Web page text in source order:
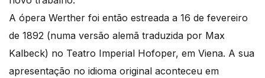
A ópera Werther foi então estreada a 16 de fevereiro
de 1892 (numa versão alemã traduzida por Max
Kalbeck) no Teatro Imperial Hofoper, em Viena. A sua
apresentação no idioma original aconteceu em